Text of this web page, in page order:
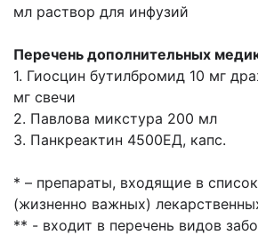
мл раствор для инфузий
Перечень дополнительных
1. Гиосцин бутилбромид 10 мг
мг свечи
2. Павлова микстура 200 мл
3. Панкреактин 4500ЕД, капс.
* – препараты, входящие в
(жизненно важных)
** - входит в перечень видов